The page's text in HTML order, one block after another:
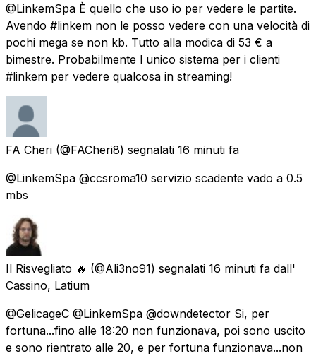
@LinkemSpa È quello che uso io per vedere le partite.
Avendo #linkem non le posso vedere con una velocità di
pochi mega se non kb. Tutto alla modica di 53 € a
bimestre. Probabilmente l unico sistema per i clienti
#linkem per vedere qualcosa in streaming!
FA Cheri (@FACheri8) segnalati 16 minuti fa
@LinkemSpa @ccsroma10 servizio scadente vado a 0.5
mbs
Il Risvegliato 🔥 (@Ali3no91) segnalati 16 minuti fa dall'
Cassino, Latium
@GelicageC @LinkemSpa @downdetector Si, per
fortuna...fino alle 18:20 non funzionava, poi sono uscito
e sono rientrato alle 20, e per fortuna funzionava...non